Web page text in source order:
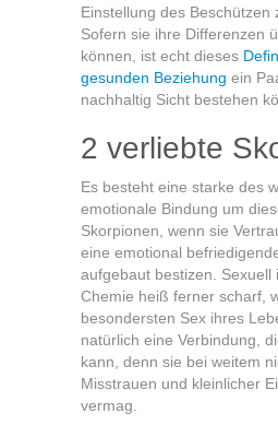
Einstellung des Beschützen
Sofern sie ihre Differenzen
können, ist echt dieses
gesunden Beziehung ein
nachhaltig Sicht bestehen
2 verliebte
Es besteht eine starke des
emotionale Bindung um
Skorpionen, wenn sie
eine emotional
aufgebaut bestizen. Sexuell
Chemie heiß ferner scharf,
besondersten Sex ihres
natürlich eine Verbindung,
kann, denn sie bei weitem
Misstrauen und kleinlicher
vermag.